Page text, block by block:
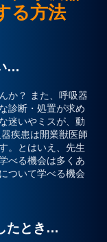
る方法
…
か？
また、呼吸器
診断・処置が求め
迷いやミスが、動
疾患は開業獣医師
。とはいえ、先生
べる機会は多くあ
ついて学べる機会
たとき…